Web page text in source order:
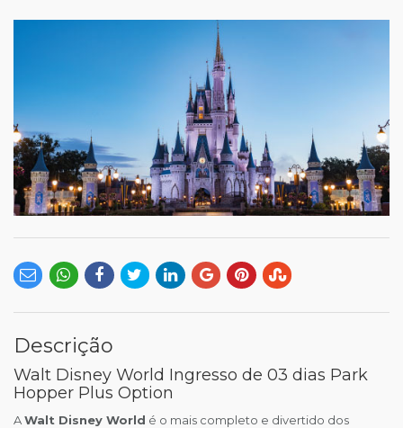
Descrição
Walt Disney World Ingresso de 03 dias Park
Hopper Plus Option
AWalt Disney World é o mais completo e divertido dos